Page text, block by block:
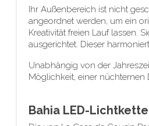
Ihr Außenbereich ist nicht
angeordnet werden, um ein
Kreativität freien Lauf lassen.
ausgerichtet. Dieser
Unabhängig von der
Möglichkeit, einer nüchternen
Bahia LED-